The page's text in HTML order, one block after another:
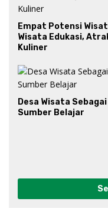
Empat Potensi
Wisata Edukasi,
Kuliner
Desa Wisata Sebagai
Sumber Belajar